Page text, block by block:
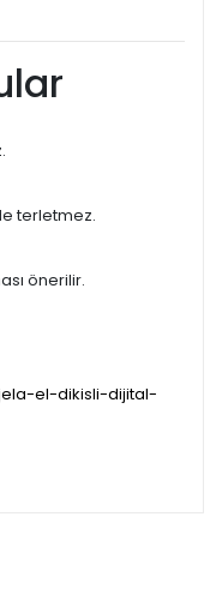
terletmez.
önerilir.
el-dikisli-dijital-